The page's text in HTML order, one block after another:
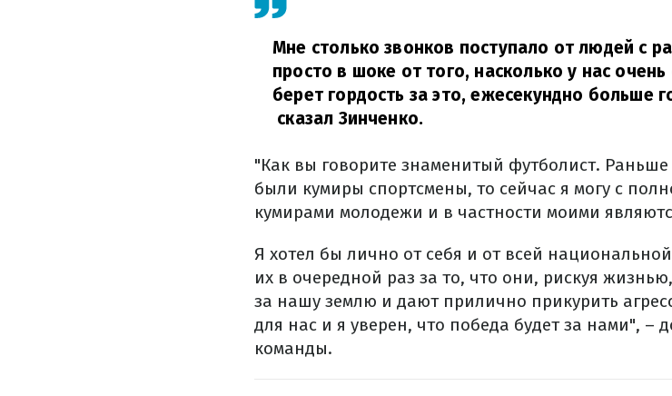
Мне столько звонков поступало от людей с
просто в шоке от того, насколько у нас
берет гордость за это, ежесекундно больше
сказал Зинченко.
"Как вы говорите знаменитый футболист.
были кумиры спортсмены, то сейчас я могу с
кумирами молодежи и в частности моими
Я хотел бы лично от себя и от всей
их в очередной раз за то, что они, рискуя
за нашу землю и дают прилично прикурить
для нас и я уверен, что победа будет за нами", –
команды.